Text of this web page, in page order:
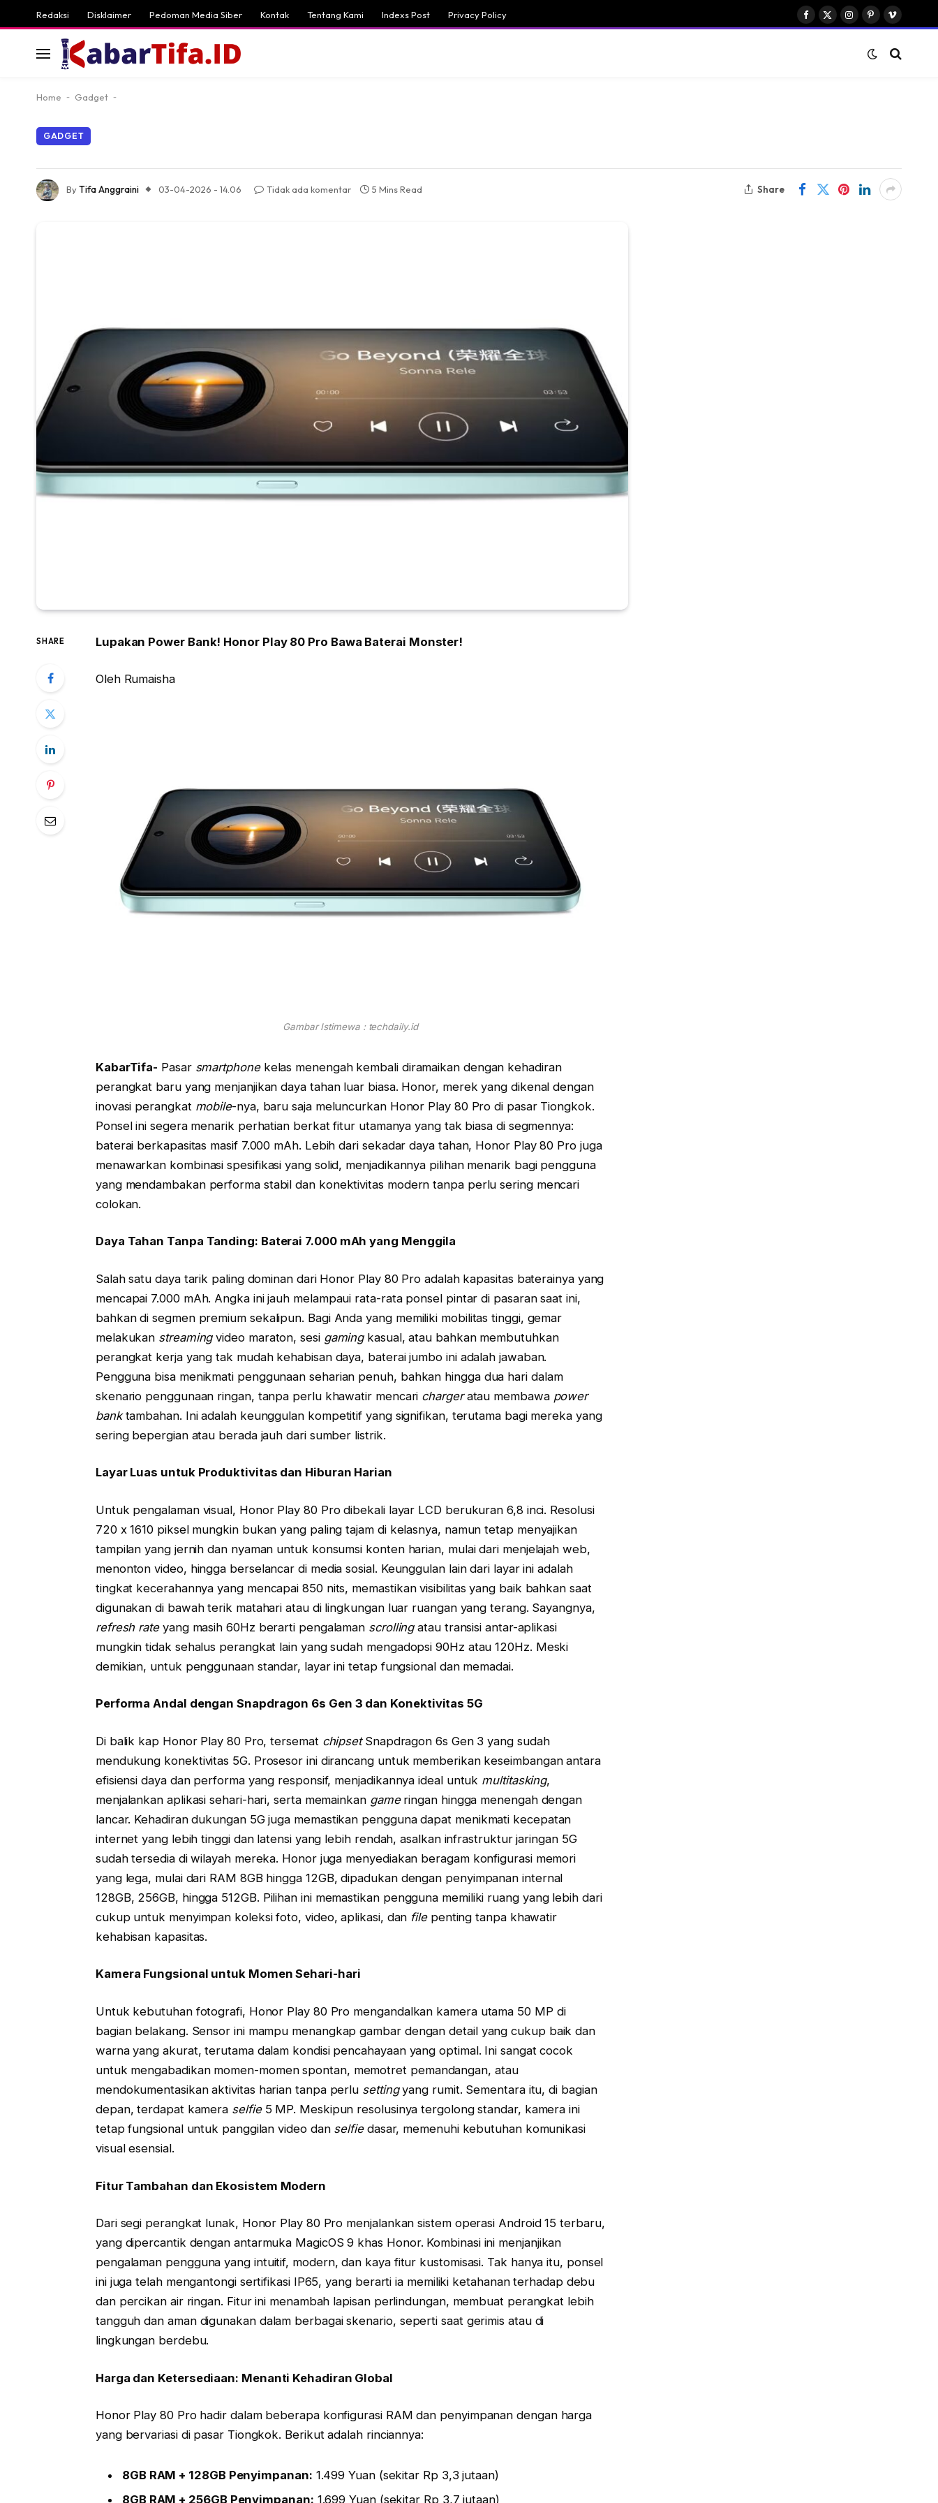
Redaksi Disklaimer Pedoman Media Siber Kontak Tentang Kami Indexs Post Privacy Policy
Facebook
X
Instagram
PinterestVimeo
Home - Gadget -
GADGET
ByTifa Anggraini 03-04-2026 - 14.06 Tidak ada komentar 5 Mins Read Share
SHARE Lupakan Power Bank! Honor Play 80 Pro Bawa Baterai Monster!
Oleh Rumaisha
Gambar Istimewa : techdaily.id
KabarTifa- Pasar smartphonekelas menengah kembali diramaikan dengan kehadiran
perangkat baru yang menjanjikan daya tahan luar biasa. Honor, merek yang dikenal dengan
inovasi perangkat mobile-nya, baru saja meluncurkan Honor Play 80 Pro di pasar Tiongkok.
Ponsel ini segera menarik perhatian berkat fitur utamanya yang tak biasa di segmennya:
baterai berkapasitas masif 7.000 mAh. Lebih dari sekadar daya tahan, Honor Play 80 Pro juga
menawarkan kombinasi spesifikasi yang solid, menjadikannya pilihan menarik bagi pengguna
yang mendambakan performa stabil dan konektivitas modern tanpa perlu sering mencari
colokan.
Daya Tahan Tanpa Tanding: Baterai 7.000 mAh yang Menggila
Salah satu daya tarik paling dominan dari Honor Play 80 Pro adalah kapasitas baterainya yang
mencapai 7.000 mAh. Angka ini jauh melampaui rata-rata ponsel pintar di pasaran saat ini,
bahkan di segmen premium sekalipun. Bagi Anda yang memiliki mobilitas tinggi, gemar
melakukan streamingvideo maraton, sesi gamingkasual, atau bahkan membutuhkan
perangkat kerja yang tak mudah kehabisan daya, baterai jumbo ini adalah jawaban.
Pengguna bisa menikmati penggunaan seharian penuh, bahkan hingga dua hari dalam
skenario penggunaan ringan, tanpa perlu khawatir mencari chargeratau membawa power
banktambahan. Ini adalah keunggulan kompetitif yang signifikan, terutama bagi mereka yang
sering bepergian atau berada jauh dari sumber listrik.
Layar Luas untuk Produktivitas dan Hiburan Harian
Untuk pengalaman visual, Honor Play 80 Pro dibekali layar LCD berukuran 6,8 inci. Resolusi
720 x 1610 piksel mungkin bukan yang paling tajam di kelasnya, namun tetap menyajikan
tampilan yang jernih dan nyaman untuk konsumsi konten harian, mulai dari menjelajah web,
menonton video, hingga berselancar di media sosial. Keunggulan lain dari layar ini adalah
tingkat kecerahannya yang mencapai 850 nits, memastikan visibilitas yang baik bahkan saat
digunakan di bawah terik matahari atau di lingkungan luar ruangan yang terang. Sayangnya,
refresh rateyang masih 60Hz berarti pengalaman scrollingatau transisi antar-aplikasi
mungkin tidak sehalus perangkat lain yang sudah mengadopsi 90Hz atau 120Hz. Meski
demikian, untuk penggunaan standar, layar ini tetap fungsional dan memadai.
Performa Andal dengan Snapdragon 6s Gen 3 dan Konektivitas 5G
Di balik kap Honor Play 80 Pro, tersemat chipsetSnapdragon 6s Gen 3 yang sudah
mendukung konektivitas 5G. Prosesor ini dirancang untuk memberikan keseimbangan antara
efisiensi daya dan performa yang responsif, menjadikannya ideal untuk multitasking,
menjalankan aplikasi sehari-hari, serta memainkan gameringan hingga menengah dengan
lancar. Kehadiran dukungan 5G juga memastikan pengguna dapat menikmati kecepatan
internet yang lebih tinggi dan latensi yang lebih rendah, asalkan infrastruktur jaringan 5G
sudah tersedia di wilayah mereka. Honor juga menyediakan beragam konfigurasi memori
yang lega, mulai dari RAM 8GB hingga 12GB, dipadukan dengan penyimpanan internal
128GB, 256GB, hingga 512GB. Pilihan ini memastikan pengguna memiliki ruang yang lebih dari
cukup untuk menyimpan koleksi foto, video, aplikasi, dan filepenting tanpa khawatir
kehabisan kapasitas.
Kamera Fungsional untuk Momen Sehari-hari
Untuk kebutuhan fotografi, Honor Play 80 Pro mengandalkan kamera utama 50 MP di
bagian belakang. Sensor ini mampu menangkap gambar dengan detail yang cukup baik dan
warna yang akurat, terutama dalam kondisi pencahayaan yang optimal. Ini sangat cocok
untuk mengabadikan momen-momen spontan, memotret pemandangan, atau
mendokumentasikan aktivitas harian tanpa perlu settingyang rumit. Sementara itu, di bagian
depan, terdapat kamera selfie5 MP. Meskipun resolusinya tergolong standar, kamera ini
tetap fungsional untuk panggilan video dan selfiedasar, memenuhi kebutuhan komunikasi
visual esensial.
Fitur Tambahan dan Ekosistem Modern
Dari segi perangkat lunak, Honor Play 80 Pro menjalankan sistem operasi Android 15 terbaru,
yang dipercantik dengan antarmuka MagicOS 9 khas Honor. Kombinasi ini menjanjikan
pengalaman pengguna yang intuitif, modern, dan kaya fitur kustomisasi. Tak hanya itu, ponsel
ini juga telah mengantongi sertifikasi IP65, yang berarti ia memiliki ketahanan terhadap debu
dan percikan air ringan. Fitur ini menambah lapisan perlindungan, membuat perangkat lebih
tangguh dan aman digunakan dalam berbagai skenario, seperti saat gerimis atau di
lingkungan berdebu.
Harga dan Ketersediaan: Menanti Kehadiran Global
Honor Play 80 Pro hadir dalam beberapa konfigurasi RAM dan penyimpanan dengan harga
yang bervariasi di pasar Tiongkok. Berikut adalah rinciannya:
8GB RAM + 128GB Penyimpanan: 1.499 Yuan (sekitar Rp 3,3 jutaan)
8GB RAM + 256GB Penyimpanan: 1.699 Yuan (sekitar Rp 3,7 jutaan)